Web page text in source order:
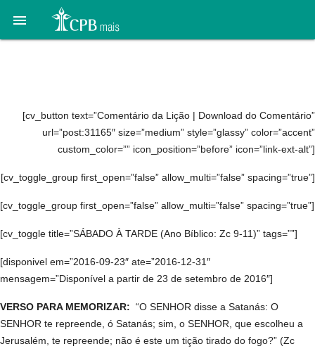

[cv_button text=”Comentário da Lição | Download do Comentário”
url=”post:31165″ size=”medium” style=”glassy” color=”accent”
custom_color=”” icon_position=”before” icon=”link-ext-alt”]
[cv_toggle_group first_open=”false” allow_multi=”false” spacing=”true”]
[cv_toggle_group first_open=”false” allow_multi=”false” spacing=”true”]
[cv_toggle title=”SÁBADO À TARDE (Ano Bíblico: Zc 9-11)” tags=””]
[disponivel em=”2016-09-23″ ate=”2016-12-31″
mensagem=”Disponível a partir de 23 de setembro de 2016″]
VERSO PARA MEMORIZAR: “O SENHOR disse a Satanás: O
SENHOR te repreende, ó Satanás; sim, o SENHOR, que escolheu a
Jerusalém, te repreende; não é este um tição tirado do fogo?” (Zc